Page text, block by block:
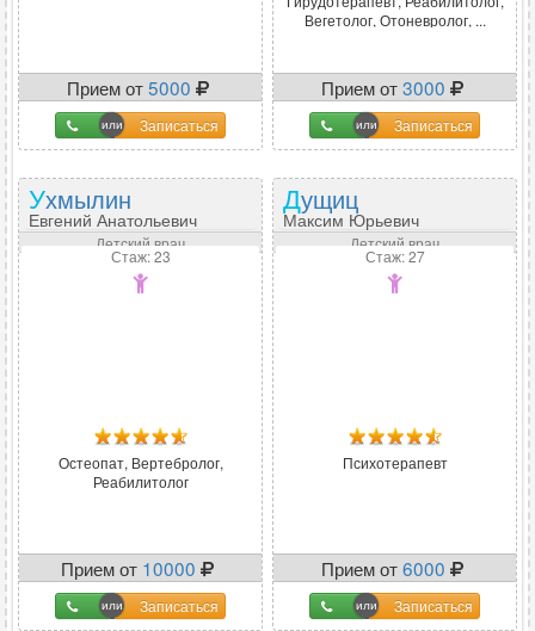
Прием от5000
Записаться
Вегетолог, Отоневролог, ...
Прием от3000
Записаться
Ухмылин
Евгений Анатольевич
Детский врач
Стаж: 23
Остеопат, Вертебролог,
Реабилитолог
Прием от 10000
Записаться
Дущиц
Максим Юрьевич
Детский врач
Стаж: 27
Психотерапевт
Прием от6000
Записаться